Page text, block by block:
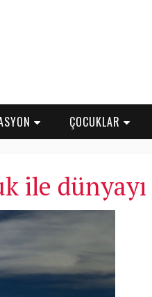
ÇOCUKLAR
ile